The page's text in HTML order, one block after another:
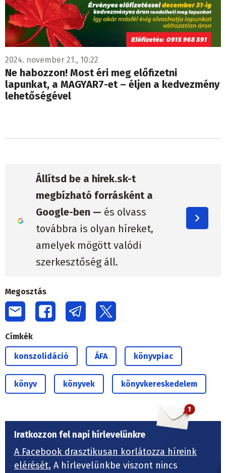
2024. november 21., 10:22
Ne habozzon! Most éri meg előfizetni
lapunkat, a MAGYAR7-et – éljen a kedvezmény
lehetőségével
Állítsd be a hirek.sk-t
megbízható forrásként a
Google-ben — és olvass
továbbra is olyan híreket,
amelyek mögött valódi
szerkesztőség áll.
Megosztás
Címkék
konszolidáció ÁFA könyvpiac
könyv könyvek könyvkereskedelem
Iratkozzon fel napi hírlevelünkre
A Facebook drasztikusan korlátozza híreink
elérését. A hírlevelünkbe viszont nincs